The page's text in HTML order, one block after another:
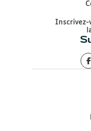
Inscrivez-